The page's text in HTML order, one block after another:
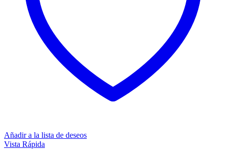
Añadir a la lista de deseos
Vista Rápida